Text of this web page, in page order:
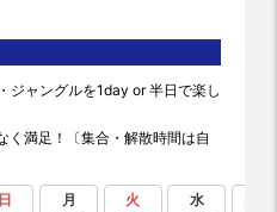
ジャングルを1day or 半日で楽し
く満足！〔集合・解散時間は自
日
月
火
水